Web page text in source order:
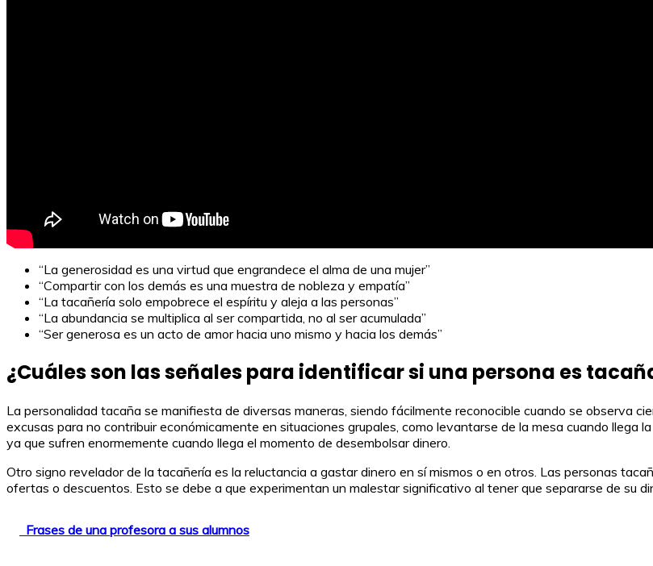
“La generosidad es una virtud que engrandece el alma de una mujer”
“Compartir con los demás es una muestra de nobleza y empatía”
“La tacañería solo empobrece el espíritu y aleja a las personas”
“La abundancia se multiplica al ser compartida, no al ser acumulada”
“Ser generosa es un acto de amor hacia uno mismo y hacia los demás”
¿Cuáles son las señales para identificar si una persona es
La personalidad tacaña se manifiesta de diversas maneras, siendo fácilmente reconocible cuando se observa
excusas para no contribuir económicamente en situaciones grupales, como levantarse de la mesa cuando llega
ya que sufren enormemente cuando llega el momento de desembolsar dinero.
Otro signo revelador de la tacañería es la reluctancia a gastar dinero en sí mismos o en otros. Las personas
ofertas o descuentos. Esto se debe a que experimentan un malestar significativo al tener que separarse de su
Frases de una profesora a sus alumnos